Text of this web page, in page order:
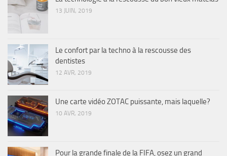
13 JUIN, 2019
Le confort par la techno à la rescousse des
dentistes
12 AVR, 2019
Une carte vidéo ZOTAC puissante, mais laquelle?
10 AVR, 2019
Pour la grande finale de la FIFA, osez un grand